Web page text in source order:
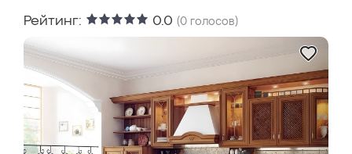
Рейтинг: 0.0 (0 голосов)